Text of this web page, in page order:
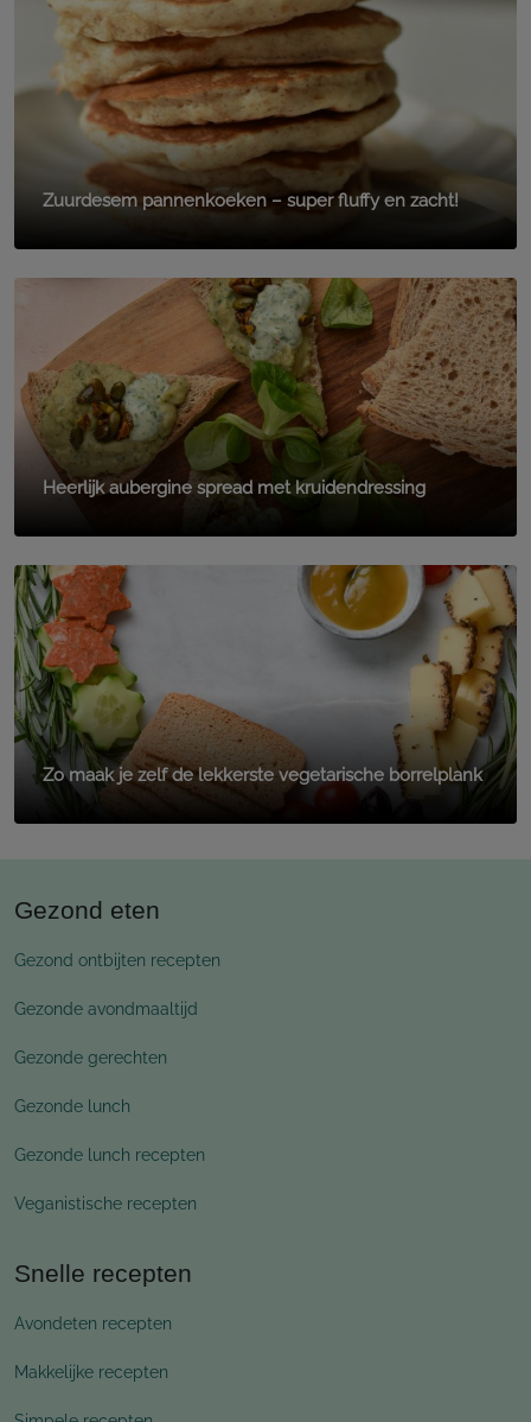
Zuurdesem pannenkoeken – super fluffy en zacht!
Heerlijk aubergine spread met kruidendressing
Zo maak je zelf de lekkerste vegetarische borrelplank
Gezond eten
Gezond ontbijten recepten
Gezonde avondmaaltijd
Gezonde gerechten
Gezonde lunch
Gezonde lunch recepten
Veganistische recepten
Snelle recepten
Avondeten recepten
Makkelijke recepten